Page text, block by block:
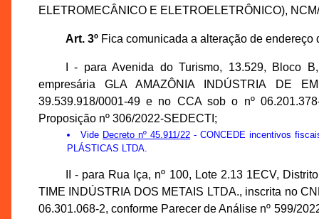
ELETROMECÂNICO E ELETROELETRÔNICO),
Art. 3ºFica comunicada a alteração de endereço
I - para Avenida do Turismo, 13.529, Bloco
empresária GLA AMAZÔNIA INDÚSTRIA DE
39.539.918/0001-49 e no CCA sob o nº
Proposição nº 306/2022-SEDECTI;
Vide Decreto nº 45.911/22 - CONCEDE incentivos
PLÁSTICAS LTDA.
II - para Rua Iça, nº 100, Lote 2.13 1ECV,
TIME INDÚSTRIA DOS METAIS LTDA., inscrita no
06.301.068-2, conforme Parecer de Análise nº 599/